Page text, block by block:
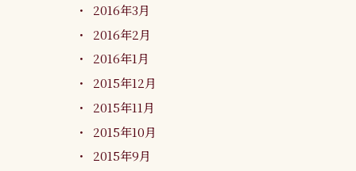
2016年3月
2016年2月
2016年1月
2015年12月
2015年11月
2015年10月
2015年9月